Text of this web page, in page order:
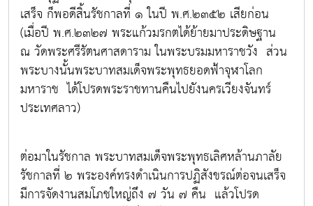
เสร็จ ก็พอดีสิ้นรัชกาลที่ ๑ ในปี พ.ศ.๒๓๕๒ เสียก่อน
(เมื่อปี พ.ศ.๒๓๒๗ พระแก้วมรกตได้ย้ายมาประดิษฐาน
ณ วัดพระศรีรัตนศาสดาราม ในพระบรมมหาราชวัง ส่วน
พระบางนั้นพระบาทสมเด็จพระพุทธยอดฟ้าจุฬาโลก
มหาราช ได้โปรดพระราชทานคืนไปยังนครเวียงจันทร์
ประเทศลาว)
ต่อมาในรัชกาล พระบาทสมเด็จพระพุทธเลิศหล้านภาลัย
รัชกาลที่ ๒ พระองค์ทรงดำเนินการปฏิสังขรณ์ต่อจนเสร็จ
มีการจัดงานสมโภชใหญ่ถึง ๗ วัน ๗ คืน แล้วโปรด